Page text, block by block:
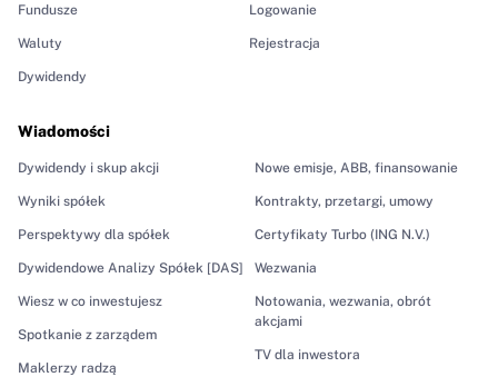
Fundusze
Waluty
Dywidendy
Wiadomości
Dywidendy i skup akcji
Wyniki spółek
Perspektywy dla spółek
Dywidendowe Analizy Spółek [DAS]
Wiesz w co inwestujesz
Spotkanie z zarządem
Maklerzy radzą
Nowe emisje, ABB, finansowanie
Kontrakty, przetargi, umowy
Certyfikaty Turbo (ING N.V.)
Wezwania
Notowania, wezwania, obrót
akcjami
TV dla inwestora
Logowanie
Rejestracja